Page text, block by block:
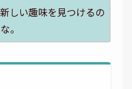
しい趣味を見つけるの
。